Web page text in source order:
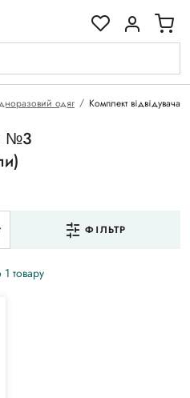
одяг Комплект відвідувача
№3
ФІЛЬТР
товару